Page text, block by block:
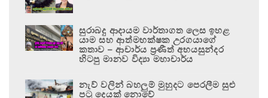
සුරාබදු ආදායම වාර්තාගත ලෙස ඉහළ
යාම සහ ආත්මභක්ෂක උරගයාගේ
කතාව – ආචාර්ය ප්‍රණීත් අභයසුන්දර
හිටපු මානව විද්‍යා මහාචාර්ය
නැව් වලින් බහලුම් මුහුදට පෙරලීම සුළු
පටු දෙයක් නොවේ